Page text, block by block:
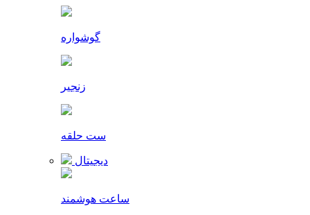
گوشواره
زنجیر
ست حلقه
دیجیتال
ساعت هوشمند